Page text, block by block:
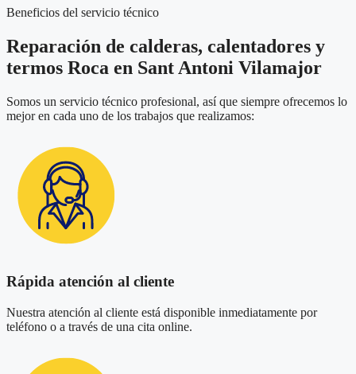
Beneficios del servicio técnico
Reparación de calderas, calentadores y
termos Roca en Sant Antoni Vilamajor
Somos un servicio técnico profesional, así que siempre ofrecemos lo
mejor en cada uno de los trabajos que realizamos:
Rápida atención al cliente
Nuestra atención al cliente está disponible inmediatamente por
teléfono o a través de una cita online.